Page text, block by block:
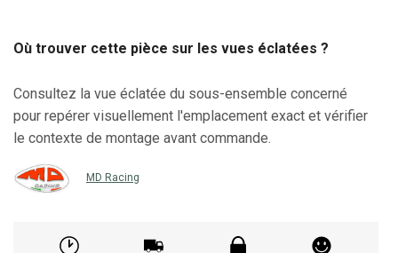
Où trouver cette pièce sur les vues éclatées ?
Consultez la vue éclatée du sous-ensemble concerné
pour repérer visuellement l'emplacement exact et vérifier
le contexte de montage avant commande.
MD Racing